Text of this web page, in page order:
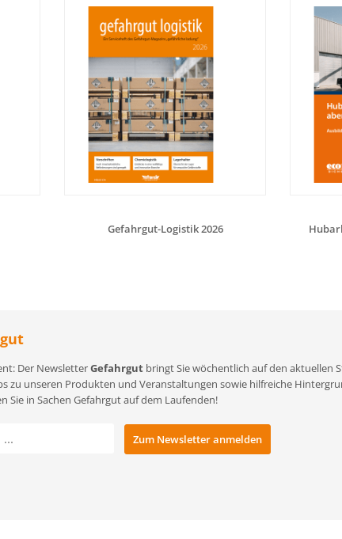
Gefahrgut-Logistik 2026
Der NewsletterGefahrgut bringt Sie wöchentlich auf den aktuellen
zu unseren Produkten und Veranstaltungen sowie hilfreiche
Sie in Sachen Gefahrgut auf dem Laufenden!